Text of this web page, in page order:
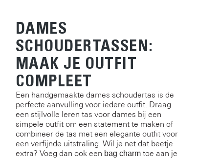
DAMES
SCHOUDERTASSEN:
MAAK JE OUTFIT
COMPLEET
Een handgemaakte dames schoudertas is de
perfecte aanvulling voor iedere outfit. Draag
een stijlvolle leren tas voor dames bij een
simpele outfit om een statement te maken of
combineer de tas met een elegante outfit voor
een verfijnde uitstraling. Wil je net dat beetje
extra? Voeg dan ook een bag charm toe aan je